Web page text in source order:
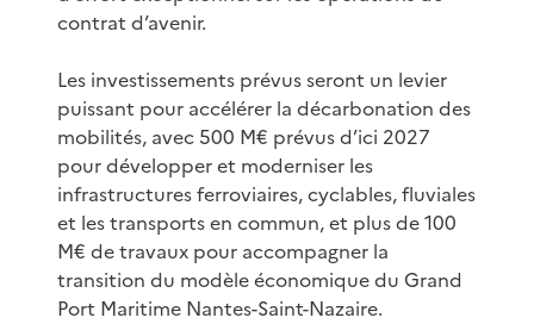
contrat d’avenir.
Les investissements prévus seront un levier
puissant pour accélérer la décarbonation des
mobilités, avec 500 M€ prévus d’ici 2027
pour développer et moderniser les
infrastructures ferroviaires, cyclables, fluviales
et les transports en commun, et plus de 100
M€ de travaux pour accompagner la
transition du modèle économique du Grand
Port Maritime Nantes-Saint-Nazaire.